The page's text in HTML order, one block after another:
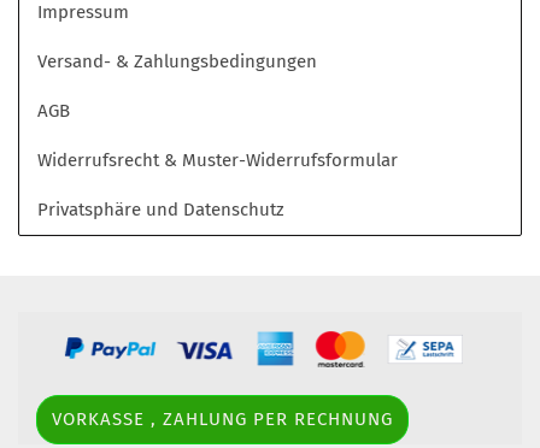
Impressum
Versand- & Zahlungsbedingungen
AGB
Widerrufsrecht & Muster-Widerrufsformular
Privatsphäre und Datenschutz
VORKASSE , ZAHLUNG PER RECHNUNG